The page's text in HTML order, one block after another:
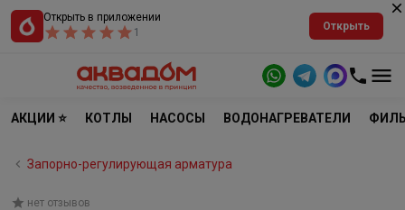
Открыть в приложении
1
Открыть
АКЦИИ ⭐ КОТЛЫ НАСОСЫ ВОДОНАГРЕВАТЕЛИ
Запорно-регулирующая арматура
нет отзывов